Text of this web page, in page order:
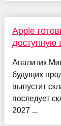
Apple
доступную
Аналитик
будущих
выпустит
последует
2027 ...